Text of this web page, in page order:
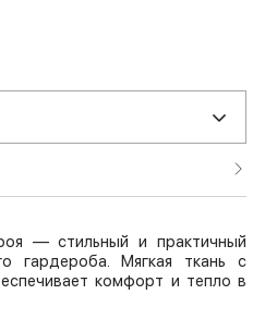
— стильный и практичный
гардероба. Мягкая ткань с
комфорт и тепло в